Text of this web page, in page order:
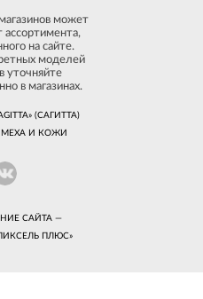
может
ассортимента,
на сайте.
моделей
уточняйте
в магазинах.
(САГИТТА)
И КОЖИ
САЙТА —
ПЛЮС»